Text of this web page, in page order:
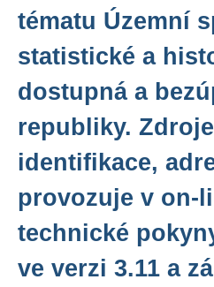
tématu Územní
statistické a
dostupná a
republiky.
identifikace,
provozuje v on-
technické
ve verzi 3.11 a